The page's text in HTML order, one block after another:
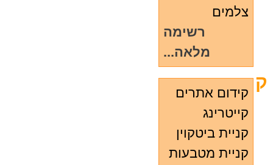
צלמים
רשימה
מלאה...
ק
קידום אתרים
קייטרינג
קניית ביטקוין
קניית מטבעות